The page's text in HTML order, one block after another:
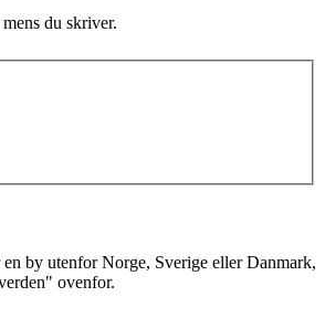
du skriver.
en by utenfor Norge, Sverige eller Danmark,
ovenfor.